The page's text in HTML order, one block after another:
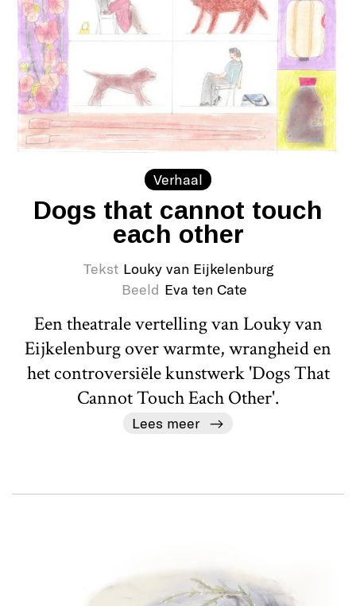
Verhaal
Dogs that cannot touch
each other
Tekst Louky van Eijkelenburg
Beeld Eva ten Cate
Een theatrale vertelling van Louky van
Eijkelenburg over warmte, wrangheid en
het controversiële kunstwerk 'Dogs That
Cannot Touch Each Other'.
Lees meer